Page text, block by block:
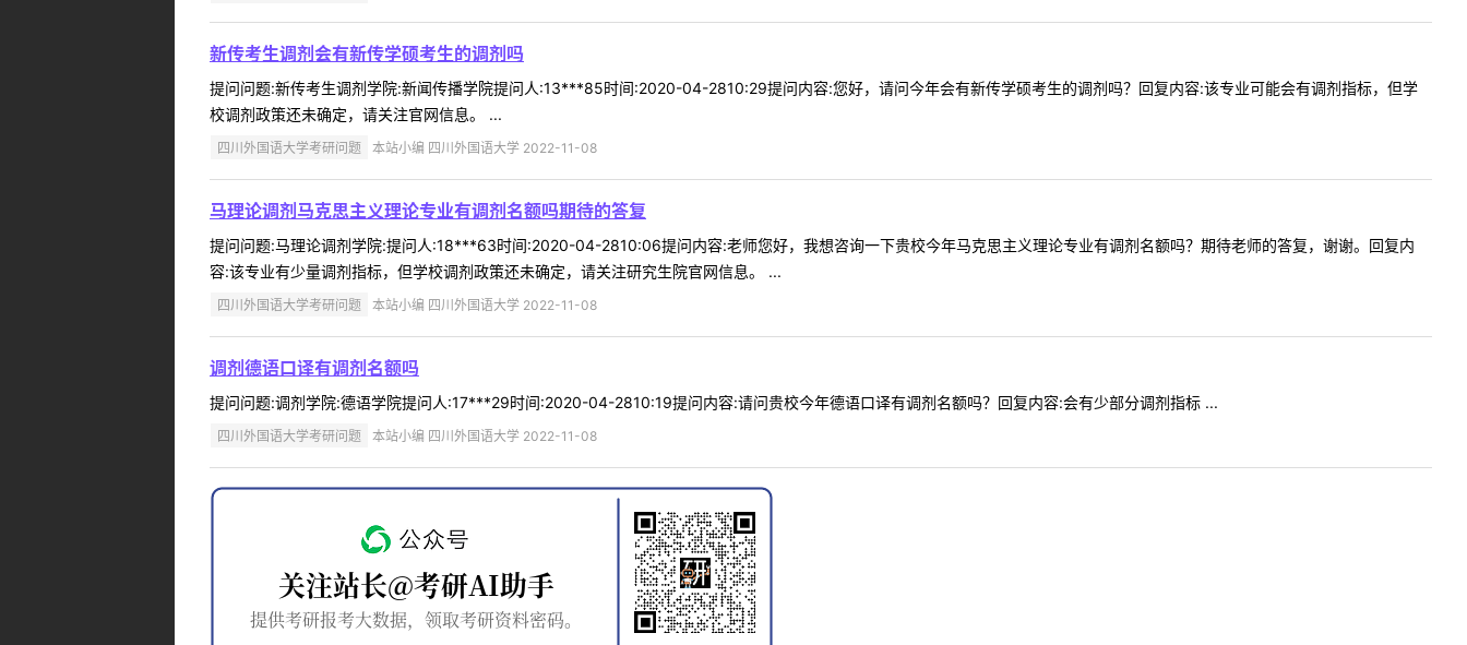
新传考生调剂会有新传学硕考生的调剂吗
提问问题:新传考生调剂学院:新闻传播学院提问人:13***85时间:2020-04-2810:29提问内容:您好，请问今年会有新传学硕考生的调剂吗？回复内容:该专业可能会有调剂指标，但学
校调剂政策还未确定，请关注官网信息。 ...
四川外国语大学考研问题 本站小编 四川外国语大学 2022-11-08
马理论调剂马克思主义理论专业有调剂名额吗期待的答复
提问问题:马理论调剂学院:提问人:18***63时间:2020-04-2810:06提问内容:老师您好，我想咨询一下贵校今年马克思主义理论专业有调剂名额吗？期待老师的答复，谢谢。回复内
容:该专业有少量调剂指标，但学校调剂政策还未确定，请关注研究生院官网信息。 ...
四川外国语大学考研问题 本站小编 四川外国语大学 2022-11-08
调剂德语口译有调剂名额吗
提问问题:调剂学院:德语学院提问人:17***29时间:2020-04-2810:19提问内容:请问贵校今年德语口译有调剂名额吗？回复内容:会有少部分调剂指标 ...
四川外国语大学考研问题 本站小编 四川外国语大学 2022-11-08